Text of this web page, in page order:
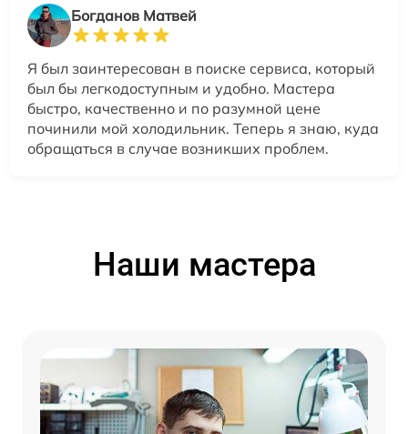
Богданов Матвей
Я был заинтересован в поиске сервиса, который
был бы легкодоступным и удобно. Мастера
быстро, качественно и по разумной цене
починили мой холодильник. Теперь я знаю, куда
обращаться в случае возникших проблем.
Наши мастера